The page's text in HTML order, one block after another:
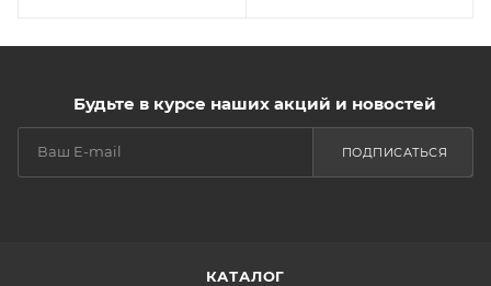
Будьте в курсе наших акций и новостей
ПОДПИСАТЬСЯ
КАТАЛОГ